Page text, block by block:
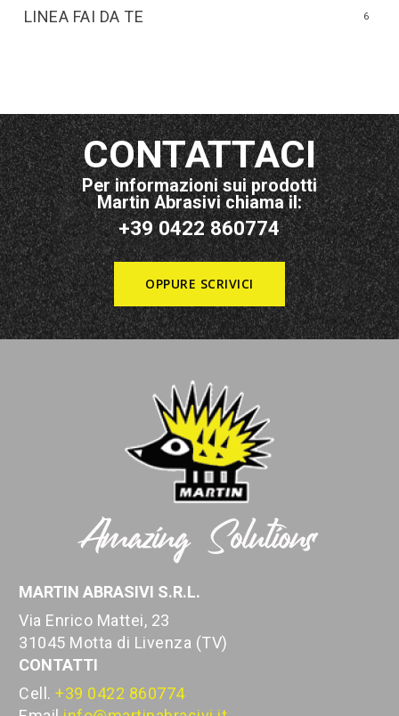
LINEA FAI DA TE 6
CONTATTACI
Per informazioni sui prodotti
Martin Abrasivi chiama il:
+39 0422 860774
OPPURE SCRIVICI
MARTIN ABRASIVI S.R.L.
Via Enrico Mattei, 23
31045 Motta di Livenza (TV)
CONTATTI
Cell.+39 0422 860774